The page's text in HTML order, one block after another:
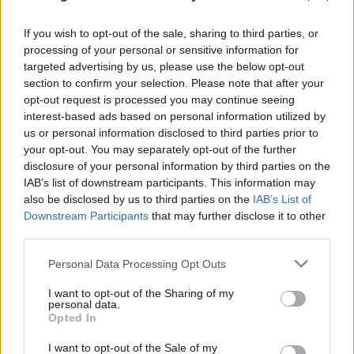
If you wish to opt-out of the sale, sharing to third parties, or
processing of your personal or sensitive information for
targeted advertising by us, please use the below opt-out
section to confirm your selection. Please note that after your
opt-out request is processed you may continue seeing
interest-based ads based on personal information utilized by
us or personal information disclosed to third parties prior to
your opt-out. You may separately opt-out of the further
disclosure of your personal information by third parties on the
IAB’s list of downstream participants. This information may
also be disclosed by us to third parties on the IAB’s List of
Downstream Participants that may further disclose it to other
Please note that this website/app uses one or more Google
not limited to your visit or usage behaviour. You may click to
grant or deny consent to Google and its third-party tags to
use your data for below specified purposes in below Google
consent section.
Personal Data Processing Opt Outs
I want to opt-out of the Sharing of my
personal data.
Opted In
I want to opt-out of the Sale of my
08.08.2026 ΠΑΝΑΓΙΏΤΗΣ ΣΠΑΝΌΣ